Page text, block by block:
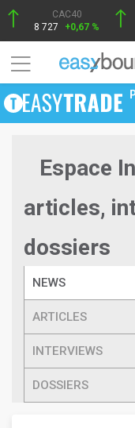
CAC40
8 727
+0,67 %
Espace
articles,
dossiers
NEWS
ARTICLES
INTERVIEWS
DOSSIERS